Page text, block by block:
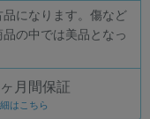
になります。傷など
の中では美品となっ
月間保証
はこちら